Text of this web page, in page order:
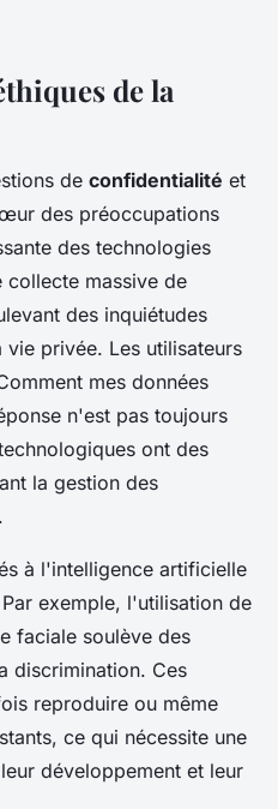
de la
de confidentialité et
des préoccupations
des technologies
collecte massive de
des inquiétudes
privée. Les utilisateurs
mes données
n'est pas toujours
ont des
la gestion des
à l'intelligence artificielle
exemple, l'utilisation de
faciale soulève des
discrimination. Ces
reproduire ou même
ce qui nécessite une
développement et leur